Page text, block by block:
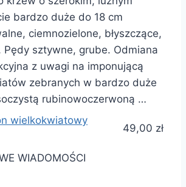
bardzo duże do 18 cm
ciemnozielone, błyszczące,
Pędy sztywne, grube. Odmiana
z uwagi na imponującą
zebranych w bardzo duże
rubinowoczerwoną …
wielkokwiatowy
49,00 zł
WIADOMOŚCI